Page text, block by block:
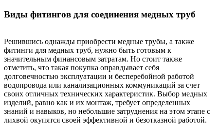
Виды фитингов для соединения медных труб
Решившись однажды приобрести медные трубы, а также
фитинги для медных труб, нужно быть готовым к
значительным финансовым затратам. Но стоит также
отметить, что такая покупка оправдывает себя
долговечностью эксплуатации и бесперебойной работой
водопровода или канализационных коммуникаций за счет
своих отличных технических характеристик. Выбор медных
изделий, равно как и их монтаж, требует определенных
знаний и навыков, но небольшие затруднения на этом этапе с
лихвой окупятся своей эффективной и безотказной работой.